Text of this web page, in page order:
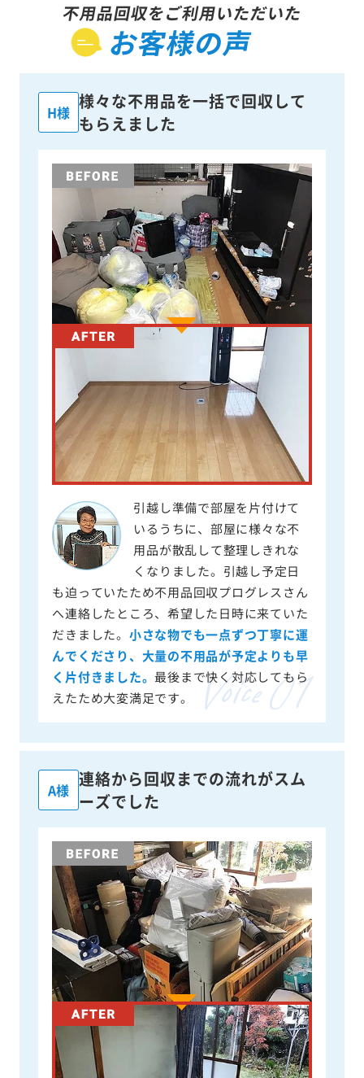
不用品回収をご利用いただいた
お客様の声
H様
様々な不用品を一括で回収して
もらえました
引越し準備で部屋を片付けて
いるうちに、部屋に様々な不
用品が散乱して整理しきれな
くなりました。引越し予定日
も迫っていたため不用品回収プログレスさん
へ連絡したところ、希望した日時に来ていた
だきました。 小さな物でも一点ずつ丁寧に運
んでくださり、大量の不用品が予定よりも早
く片付きました。 最後まで快く対応してもら
えたため大変満足です。
A様
連絡から回収までの流れがスム
ーズでした